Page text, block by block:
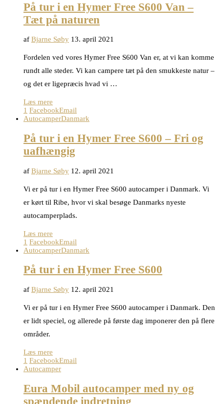
På tur i en Hymer Free S600 Van –
Tæt på naturen
af Bjarne Søby 13. april 2021
Fordelen ved vores Hymer Free S600 Van er, at vi kan komme
rundt alle steder. Vi kan campere tæt på den smukkeste natur –
og det er ligepræcis hvad vi …
Læs mere
1 FacebookEmail
AutocamperDanmark
På tur i en Hymer Free S600 – Fri og
uafhængig
af Bjarne Søby 12. april 2021
Vi er på tur i en Hymer Free S600 autocamper i Danmark. Vi
er kørt til Ribe, hvor vi skal besøge Danmarks nyeste
autocamperplads.
Læs mere
1 FacebookEmail
AutocamperDanmark
På tur i en Hymer Free S600
af Bjarne Søby 12. april 2021
Vi er på tur i en Hymer Free S600 autocamper i Danmark. Den
er lidt speciel, og allerede på første dag imponerer den på flere
områder.
Læs mere
1 FacebookEmail
Autocamper
Eura Mobil autocamper med ny og
spændende indretning